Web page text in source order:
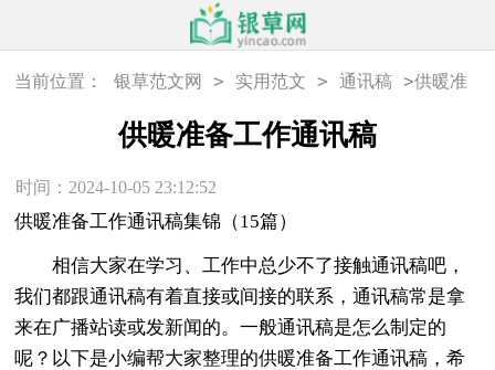
当前位置： 银草范文网 > 实用范文 > 通讯稿 >供暖准
供暖准备工作通讯稿
时间：2024-10-05 23:12:52
供暖准备工作通讯稿集锦（15篇）
相信大家在学习、工作中总少不了接触通讯稿吧，
我们都跟通讯稿有着直接或间接的联系，通讯稿常是拿
来在广播站读或发新闻的。一般通讯稿是怎么制定的
呢？以下是小编帮大家整理的供暖准备工作通讯稿，希